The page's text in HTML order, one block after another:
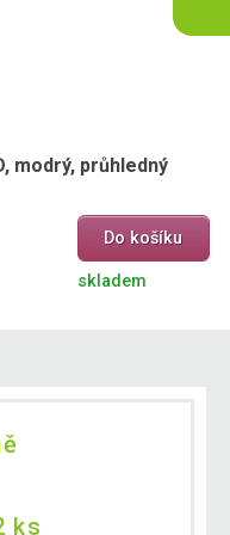
modrý, průhledný
Do košíku
skladem
ks